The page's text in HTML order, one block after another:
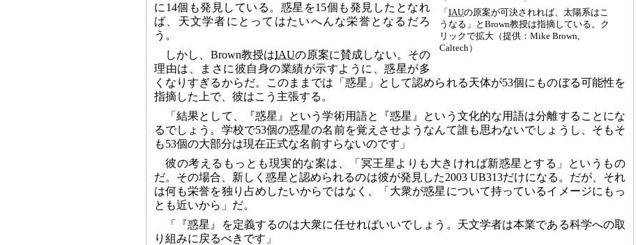
「IAUの原案が可決されれば、太陽系はこ
うなる」とBrown教授は指摘している。ク
リックで拡大（提供：Mike Brown,
Caltech）
に14個も発見している。惑星を15個も発見したとなれ
ば、天文学者にとってはたいへんな栄誉となるだろ
う。
しかし、Brown教授はIAUの原案に賛成しない。その
理由は、まさに彼自身の業績が示すように、惑星が多
くなりすぎるからだ。このままでは「惑星」として認められる天体が53個にものぼる可能性を
指摘した上で、彼はこう主張する。
「結果として、『惑星』という学術用語と『惑星』という文化的な用語は分離することにな
るでしょう。学校で53個の惑星の名前を覚えさせようなんて誰も思わないでしょうし、そもそ
も53個の大部分は現在正式な名前すらないのです」
彼の考えるもっとも現実的な案は、「冥王星よりも大きければ新惑星とする」というもの
だ。その場合、新しく惑星と認められるのは彼が発見した2003 UB313だけになる。だが、それ
は何も栄誉を独り占めしたいからではなく、「大衆が惑星について持っているイメージにもっ
とも近いから」だ。
「『惑星』を定義するのは大衆に任せればいいでしょう。天文学者は本業である科学への取
り組みに戻るべきです」